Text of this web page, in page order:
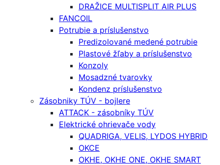
DRAŽICE MULTISPLIT AIR PLUS
FANCOIL
Potrubie a príslušenstvo
Predizolované medené potrubie
Plastové žľaby a príslušenstvo
Konzoly
Mosadzné tvarovky
Kondenz príslušenstvo
Zásobniky TÚV - bojlere
ATTACK - zásobníky TÚV
Elektrické ohrievače vody
QUADRIGA, VELIS, LYDOS HYBRID
OKCE
OKHE, OKHE ONE, OKHE SMART